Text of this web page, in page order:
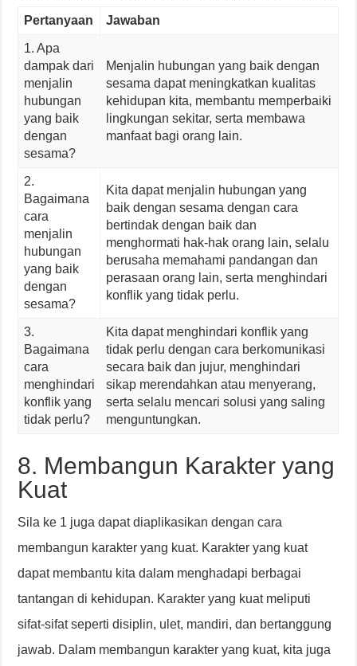
Pertanyaan Jawaban
1. Apa
dampak dari
menjalin
hubungan
yang baik
dengan
sesama?
Menjalin hubungan yang baik dengan
sesama dapat meningkatkan kualitas
kehidupan kita, membantu memperbaiki
lingkungan sekitar, serta membawa
manfaat bagi orang lain.
2.
Bagaimana
cara
menjalin
hubungan
yang baik
dengan
sesama?
Kita dapat menjalin hubungan yang
baik dengan sesama dengan cara
bertindak dengan baik dan
menghormati hak-hak orang lain, selalu
berusaha memahami pandangan dan
perasaan orang lain, serta menghindari
konflik yang tidak perlu.
3.
Bagaimana
cara
menghindari
konflik yang
tidak perlu?
Kita dapat menghindari konflik yang
tidak perlu dengan cara berkomunikasi
secara baik dan jujur, menghindari
sikap merendahkan atau menyerang,
serta selalu mencari solusi yang saling
menguntungkan.
8. Membangun Karakter yang
Kuat
Sila ke 1 juga dapat diaplikasikan dengan cara
membangun karakter yang kuat. Karakter yang kuat
dapat membantu kita dalam menghadapi berbagai
tantangan di kehidupan. Karakter yang kuat meliputi
sifat-sifat seperti disiplin, ulet, mandiri, dan bertanggung
jawab. Dalam membangun karakter yang kuat, kita juga